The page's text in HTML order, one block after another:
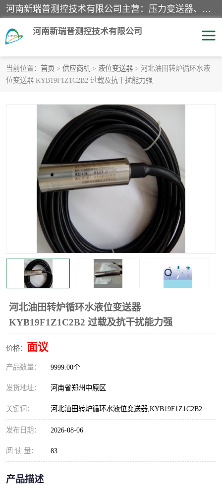
河南新瑞普测控技术有限公司主营：压力变送器、液位变送器、差压变送器、雷达料位计、电容物位计、温度显示控制仪表、电量变送器、流量计、工业自动化系统成套设备。
河南新瑞普测控技术有限公司
当前位置： 首页 > 供应商机 > 液位变送器 > 河北油田转炉循环水液
位变送器 KYB19F1Z1C2B2 过载及抗干扰能力强
河北油田转炉循环水液位变送器
KYB19F1Z1C2B2 过载及抗干扰能力强
价格： 面议
产品数量： 9999.00个
发货地址： 河南省郑州中原区
关键词： 河北油田转炉循环水液位变送器,KYB19F1Z1C2B2
发布日期： 2026-08-06
阅 读 量： 83
产品描述
霍尼韦尔压力变送器 CS系列变送器
1151/3351产品分类 精巧型压力变送器
液位变送器 雷达料位计
标准型工业压力变送器 罐旁显示仪
差压变送器 温度传感器变送器
压力变送器 电容物位计
温度显示控制仪表 电量变送器
流量计 工业自动化系统成套设备